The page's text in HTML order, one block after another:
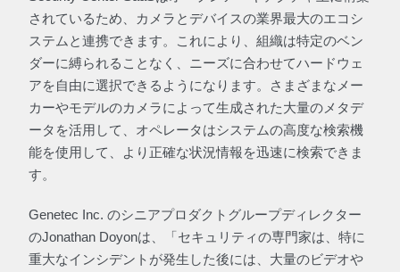
されているため、カメラとデバイスの業界最大のエコシ
ステムと連携できます。これにより、組織は特定のベン
ダーに縛られることなく、ニーズに合わせてハードウェ
アを自由に選択できるようになります。さまざまなメー
カーやモデルのカメラによって生成された大量のメタデ
ータを活用して、オペレータはシステムの高度な検索機
能を使用して、より正確な状況情報を迅速に検索できま
す。
Genetec Inc. のシニアプロダクトグループディレクター
のJonathan Doyonは、「セキュリティの専門家は、特に
重大なインシデントが発生した後には、大量のビデオや